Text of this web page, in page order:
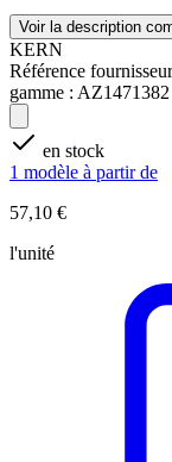
Voir la description
KERN
Référence
gamme : AZ1471382
en stock
1 modèle à partir de
57,10 €
l'unité